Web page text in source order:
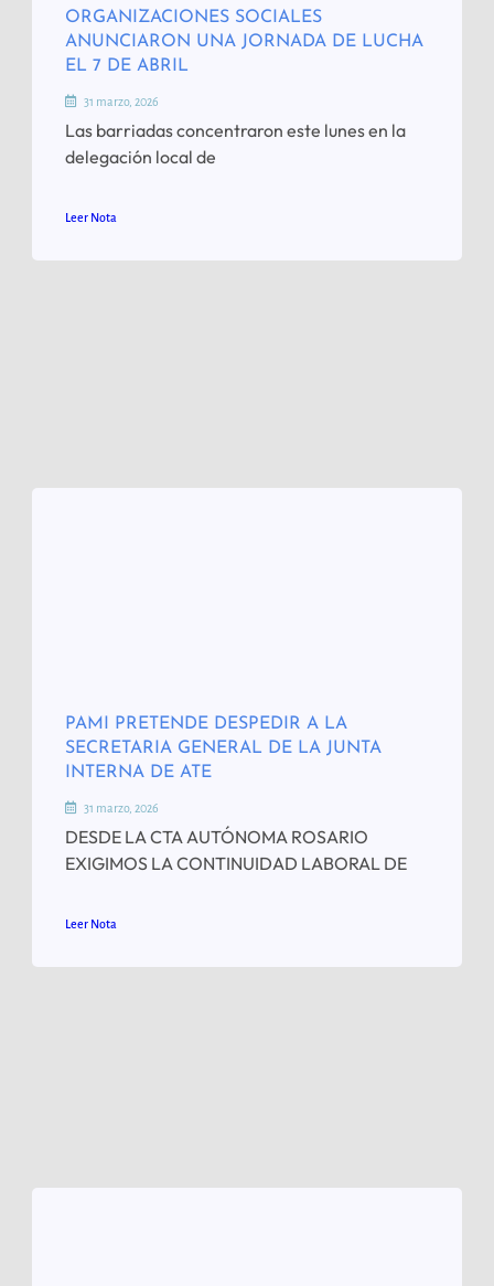
ORGANIZACIONES SOCIALES
ANUNCIARON UNA JORNADA DE LUCHA
EL 7 DE ABRIL
31 marzo, 2026
Las barriadas concentraron este lunes en la
delegación local de
Leer Nota
PAMI PRETENDE DESPEDIR A LA
SECRETARIA GENERAL DE LA JUNTA
INTERNA DE ATE
31 marzo, 2026
DESDE LA CTA AUTÓNOMA ROSARIO
EXIGIMOS LA CONTINUIDAD LABORAL DE
Leer Nota